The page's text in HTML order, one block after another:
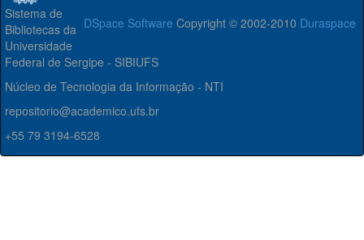
DSpace Software Copyright © 2002-2010 Duraspace
Sistema de
Bibliotecas da
Universidade
Federal de Sergipe - SIBIUFS
Núcleo de Tecnologia da Informação - NTI
repositorio@academico.ufs.br
+55 79 3194-6528